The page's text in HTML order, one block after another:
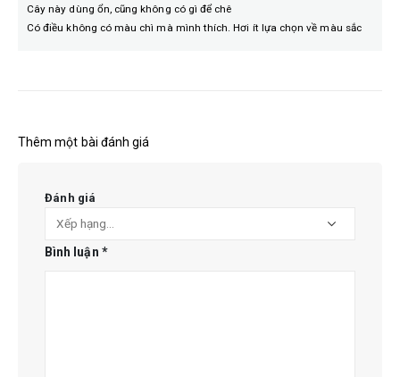
Cây này dùng ổn, cũng không có gì để chê
Có điều không có màu chì mà mình thích. Hơi ít lựa chọn về màu sắc
Thêm một bài đánh giá
Đánh giá
Bình luận *